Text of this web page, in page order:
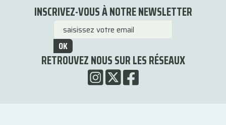
INSCRIVEZ-VOUS À NOTRE NEWSLETTER
OK
RETROUVEZ NOUS SUR LES RÉSEAUX